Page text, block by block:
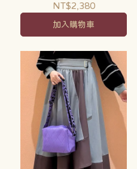
NT$2,380
加入購物車